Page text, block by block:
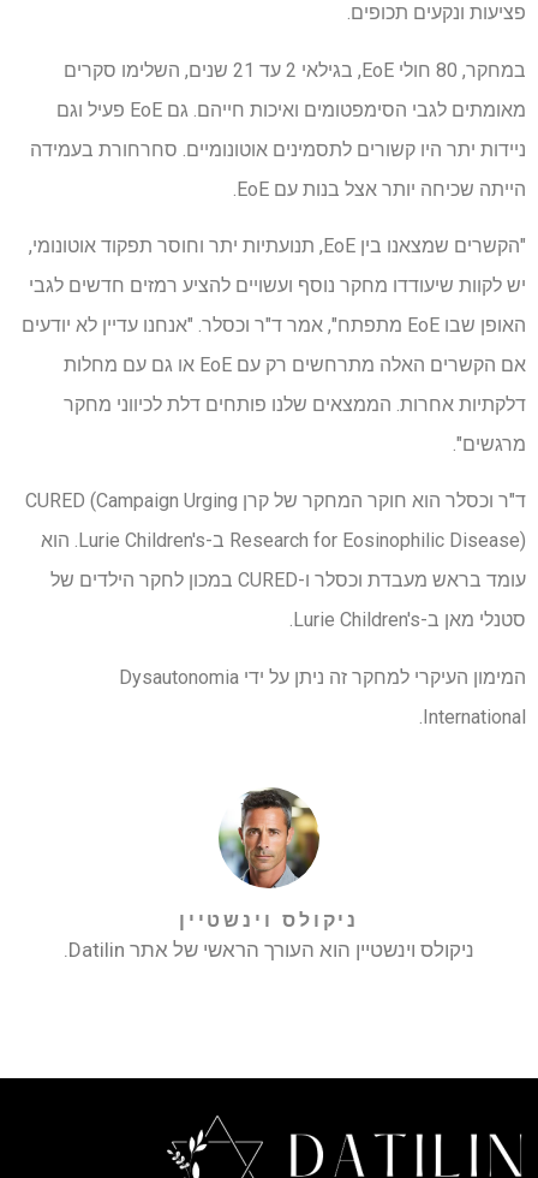
פציעות ונקעים תכופים.
במחקר, 80 חולי EoE, בגילאי 2 עד 21 שנים, השלימו סקרים
מאומתים לגבי הסימפטומים ואיכות חייהם. גם EoE פעיל וגם
ניידות יתר היו קשורים לתסמינים אוטונומיים. סחרחורת בעמידה
הייתה שכיחה יותר אצל בנות עם EoE.
"הקשרים שמצאנו בין EoE, תנועתיות יתר וחוסר תפקוד אוטונומי,
יש לקוות שיעודדו מחקר נוסף ועשויים להציע רמזים חדשים לגבי
האופן שבו EoE מתפתח", אמר ד"ר וכסלר. "אנחנו עדיין לא יודעים
אם הקשרים האלה מתרחשים רק עם EoE או גם עם מחלות
דלקתיות אחרות. הממצאים שלנו פותחים דלת לכיווני מחקר
מרגשים".
ד"ר וכסלר הוא חוקר המחקר של קרן CURED (Campaign Urging
Research for Eosinophilic Disease) ב-Lurie Children's. הוא
עומד בראש מעבדת וכסלר ו-CURED במכון לחקר הילדים של
סטנלי מאן ב-Lurie Children's.
המימון העיקרי למחקר זה ניתן על ידי Dysautonomia
International.
ניקולס וינשטיין
ניקולס וינשטיין הוא העורך הראשי של אתר Datilin.